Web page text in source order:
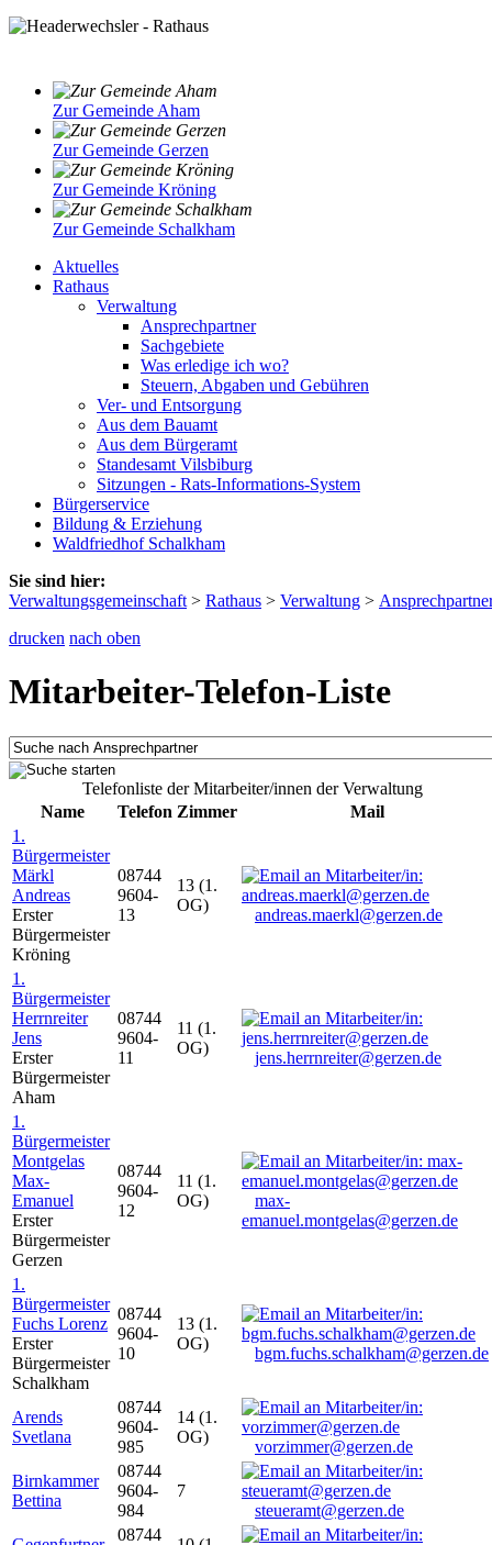
Zur Gemeinde Aham
Zur Gemeinde Gerzen
Zur Gemeinde Kröning
Zur Gemeinde Schalkham
Aktuelles
Rathaus
Verwaltung
Ansprechpartner
Sachgebiete
Was erledige ich wo?
Steuern, Abgaben und Gebühren
Ver- und Entsorgung
Aus dem Bauamt
Aus dem Bürgeramt
Standesamt Vilsbiburg
Sitzungen - Rats-Informations-System
Bürgerservice
Bildung & Erziehung
Waldfriedhof Schalkham
Sie sind hier:
Verwaltungsgemeinschaft > Rathaus > Verwaltung >
drucken nach oben
Mitarbeiter-Telefon-Liste
Telefonliste der Mitarbeiter/innen der Verwaltung
Name
Telefon Zimmer
Mail
1.
Bürgermeister
Märkl
Andreas
Erster
Bürgermeister
Kröning
08744
9604-
13
13 (1.
OG)
andreas.maerkl@gerzen.de
1.
Bürgermeister
Herrnreiter
Jens
Erster
Bürgermeister
Aham
08744
9604-
11
11 (1.
OG)
jens.herrnreiter@gerzen.de
1.
Bürgermeister
Montgelas
Max-
Emanuel
Erster
Bürgermeister
Gerzen
08744
9604-
12
11 (1.
OG)
max-
emanuel.montgelas@gerzen.de
1.
Bürgermeister
Fuchs Lorenz
Erster
Bürgermeister
Schalkham
08744
9604-
10
13 (1.
OG)
bgm.fuchs.schalkham@gerzen.de
Arends
Svetlana
08744
9604-
985
14 (1.
OG)
vorzimmer@gerzen.de
Birnkammer
Bettina
08744
9604-
984
7
steueramt@gerzen.de
08744